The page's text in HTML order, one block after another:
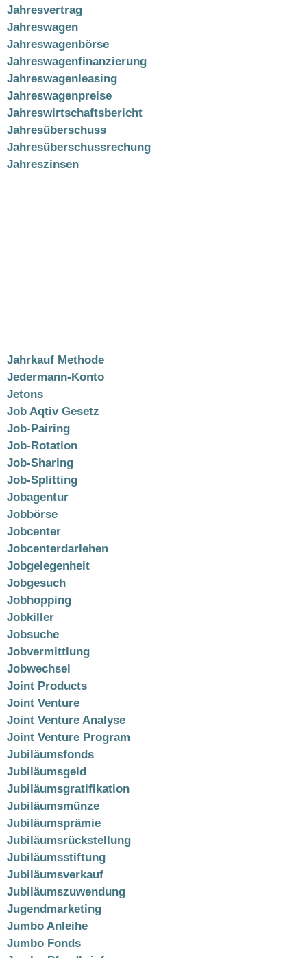
Jahresvertrag
Jahreswagen
Jahreswagenbörse
Jahreswagenfinanzierung
Jahreswagenleasing
Jahreswagenpreise
Jahreswirtschaftsbericht
Jahresüberschuss
Jahresüberschussrechung
Jahreszinsen
Jahrkauf Methode
Jedermann-Konto
Jetons
Job Aqtiv Gesetz
Job-Pairing
Job-Rotation
Job-Sharing
Job-Splitting
Jobagentur
Jobbörse
Jobcenter
Jobcenterdarlehen
Jobgelegenheit
Jobgesuch
Jobhopping
Jobkiller
Jobsuche
Jobvermittlung
Jobwechsel
Joint Products
Joint Venture
Joint Venture Analyse
Joint Venture Program
Jubiläumsfonds
Jubiläumsgeld
Jubiläumsgratifikation
Jubiläumsmünze
Jubiläumsprämie
Jubiläumsrückstellung
Jubiläumsstiftung
Jubiläumsverkauf
Jubiläumszuwendung
Jugendmarketing
Jumbo Anleihe
Jumbo Fonds